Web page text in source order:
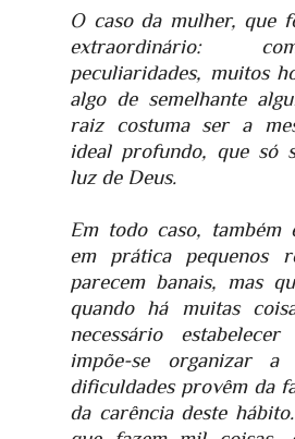
O caso da mulher, que
extraordinário:
peculiaridades, muitos
algo de semelhante
raiz costuma ser a
ideal profundo, que só
luz de Deus.
Em todo caso, também
em prática pequenos
parecem banais, mas
quando há muitas
necessário
impõe-se organizar a
dificuldades provêm da
da carência deste